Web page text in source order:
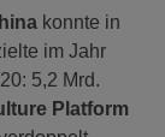
konnte in
im Jahr
5,2 Mrd.
Platform